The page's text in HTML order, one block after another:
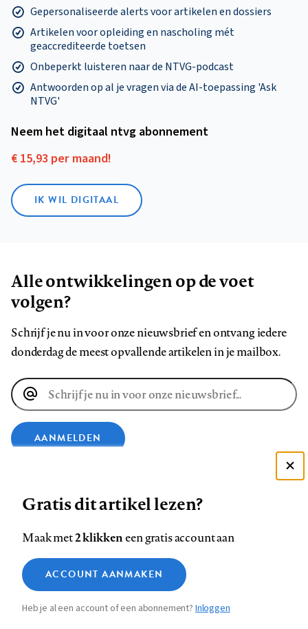
Gepersonaliseerde alerts voor artikelen en dossiers
Artikelen voor opleiding en nascholing mét
geaccrediteerde toetsen
Onbeperkt luisteren naar de NTVG-podcast
Antwoorden op al je vragen via de AI-toepassing 'Ask
NTVG'
Neem het digitaal ntvg abonnement
€ 15,93 per maand!
IK WIL DIGITAAL
Alle ontwikkelingen op de voet
volgen?
Schrijf je nu in voor onze nieuwsbrief en ontvang iedere
donderdag de meest opvallende artikelen in je mailbox.
E-
mailadres
AANMELDEN
op
Facebook
op
LinkedIn
op
Bluesky
ons
op
InstagramYouTube
Footer
Contact Colofon Disclaimer Privacy
Medische vragen verdienen
betrouwbare antwoorden
Zie onze cookie policy
Analytische cookies
Marketing cookies
Gratis dit artikel lezen?
Maak met2 klikkeneen gratis account aan
ACCOUNT AANMAKEN
Heb je al een account of een abonnement?Inloggen